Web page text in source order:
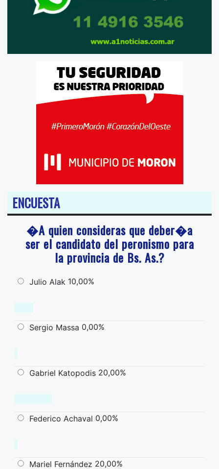
ENCUESTA
�A quien consideras que deber�a
ser el candidato del peronismo para
la provincia de Bs. As.?
Julio Alak 10,00%
Sergio Massa 0,00%
Gabriel Katopodis 20,00%
Federico Achaval 0,00%
Mariel Fernández 20,00%